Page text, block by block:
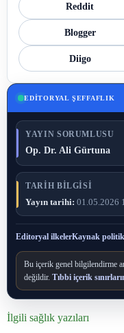
Reddit
Blogger
Diigo
EDITORYAL ŞEFFAFLIK
YAYIN SORUMLUSU
Op. Dr. Ali Gürtuna
TARIH BILGISI
Yayın tarihi: 01.05.2026
Editoryal ilkelerKaynak
Bu içerik genel bilgilendirme
değildir. Tıbbi içerik
İlgili sağlık yazıları